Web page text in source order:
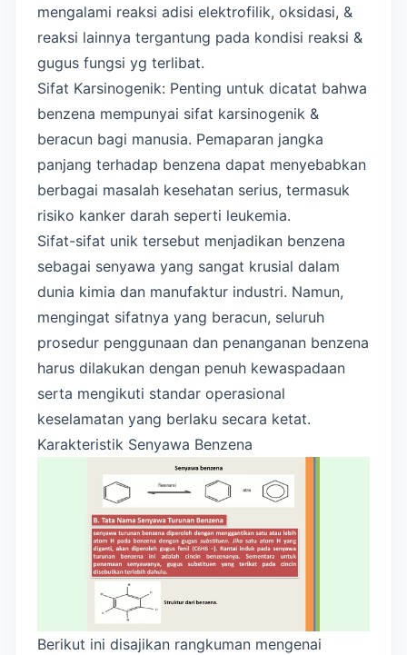
mengalami reaksi adisi elektrofilik, oksidasi, &
reaksi lainnya tergantung pada kondisi reaksi &
gugus fungsi yg terlibat.
Sifat Karsinogenik: Penting untuk dicatat bahwa
benzena mempunyai sifat karsinogenik &
beracun bagi manusia. Pemaparan jangka
panjang terhadap benzena dapat menyebabkan
berbagai masalah kesehatan serius, termasuk
risiko kanker darah seperti leukemia.
Sifat-sifat unik tersebut menjadikan benzena
sebagai senyawa yang sangat krusial dalam
dunia kimia dan manufaktur industri. Namun,
mengingat sifatnya yang beracun, seluruh
prosedur penggunaan dan penanganan benzena
harus dilakukan dengan penuh kewaspadaan
serta mengikuti standar operasional
keselamatan yang berlaku secara ketat.
Karakteristik Senyawa Benzena
Berikut ini disajikan rangkuman mengenai